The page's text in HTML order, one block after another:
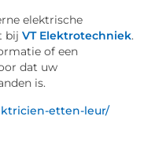
elektrische
bij VT Elektrotechniek.
of een
dat uw
is.
etten-leur/